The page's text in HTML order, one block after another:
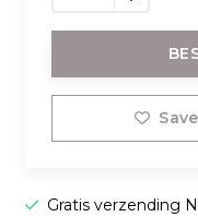
Gratis verzending